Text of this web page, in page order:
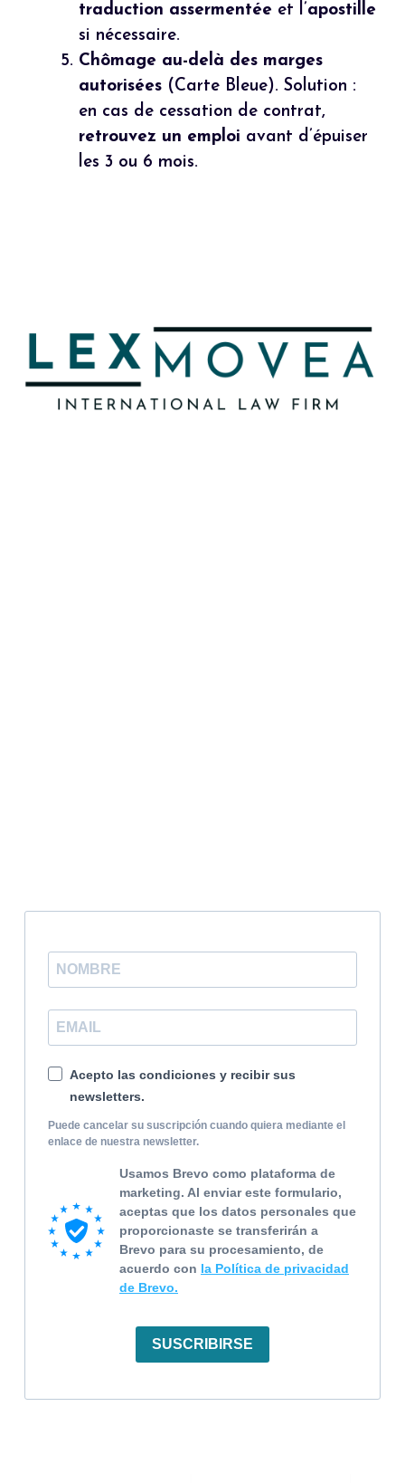
traduction assermentée et l’apostille
si nécessaire.
Chômage au-delà des marges
autorisées (Carte Bleue). Solution :
en cas de cessation de contrat,
retrouvez un emploi avant d’épuiser
les 3 ou 6 mois.
Acepto las condiciones y recibir sus
newsletters.
Puede cancelar su suscripción cuando quiera mediante el
enlace de nuestra newsletter.
Usamos Brevo como plataforma de
marketing. Al enviar este formulario,
aceptas que los datos personales que
proporcionaste se transferirán a
Brevo para su procesamiento, de
acuerdo con la Política de privacidad
de Brevo.
SUSCRIBIRSE